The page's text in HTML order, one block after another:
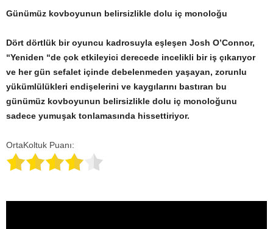
Günümüz kovboyunun belirsizlikle dolu iç monoloğu
Dört dörtlük bir oyuncu kadrosuyla eşleşen Josh O’Connor,
“Yeniden “de çok etkileyici derecede incelikli bir iş çıkarıyor
ve her gün sefalet içinde debelenmeden yaşayan, zorunlu
yükümlülükleri endişelerini ve kaygılarını bastıran bu
günümüz kovboyunun belirsizlikle dolu iç monoloğunu
sadece yumuşak tonlamasında hissettiriyor.
OrtaKoltuk Puanı: